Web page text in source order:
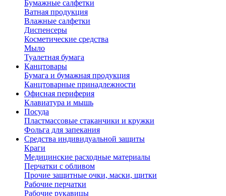
Бумажные салфетки
Ватная продукция
Влажные салфетки
Диспенсеры
Косметические средства
Мыло
Туалетная бумага
Канцтовары
Бумага и бумажная продукция
Канцтоварные принадлежности
Офисная периферия
Клавиатура и мышь
Посуда
Пластмассовые стаканчики и кружки
Фольга для запекания
Средства индивидуальной защиты
Краги
Медицинские расходные материалы
Перчатки с обливом
Прочие защитные очки, маски, щитки
Рабочие перчатки
Рабочие рукавицы